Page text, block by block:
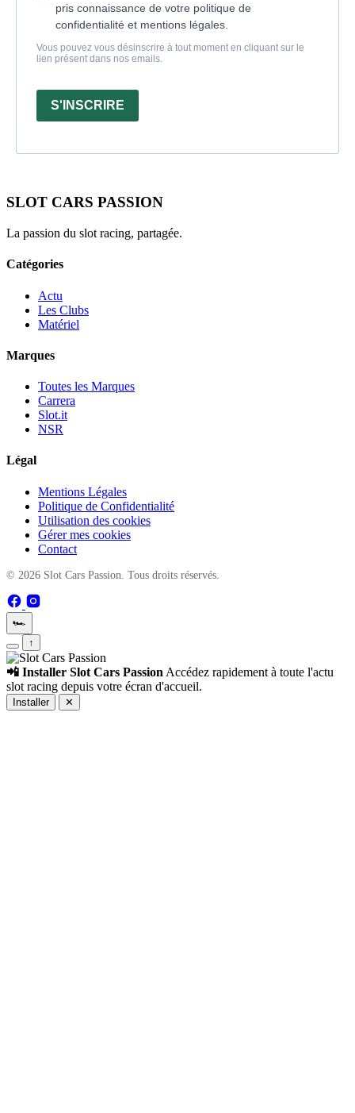
pris connaissance de votre politique de
confidentialité et mentions légales.
Vous pouvez vous désinscrire à tout moment en cliquant sur le
lien présent dans nos emails.
S'INSCRIRE
SLOT CARS PASSION
La passion du slot racing, partagée.
Catégories
Actu
Les Clubs
Matériel
Marques
Toutes les Marques
Carrera
Slot.it
NSR
Légal
Mentions Légales
Politique de Confidentialité
Utilisation des cookies
Gérer mes cookies
Contact
© 2026 Slot Cars Passion. Tous droits réservés.
🏎️
↑
📲 Installer Slot Cars Passion Accédez rapidement à toute l'actu
slot racing depuis votre écran d'accueil.
Installer ✕